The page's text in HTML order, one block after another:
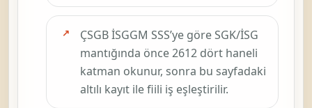
ÇSGB İSGGM SSS’ye göre SGK/İSG
mantığında önce2612 dört haneli
katman okunur, sonra bu sayfadaki
altılı kayıt ile fiili iş eşleştirilir.